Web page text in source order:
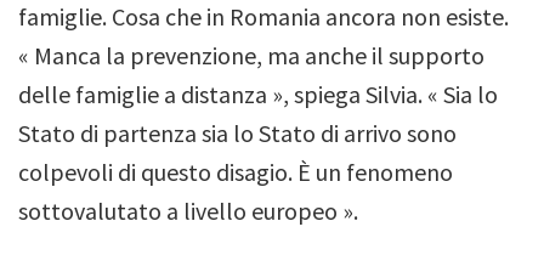
famiglie. Cosa che in Romania ancora non esiste.
« Manca la prevenzione, ma anche il supporto
delle famiglie a distanza », spiega Silvia. « Sia lo
Stato di partenza sia lo Stato di arrivo sono
colpevoli di questo disagio. È un fenomeno
sottovalutato a livello europeo ».